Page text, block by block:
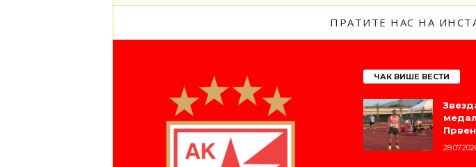
ПРАТИТЕ НАС НА
ЧАК ВИШЕ ВЕСТИ